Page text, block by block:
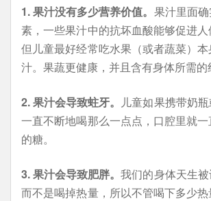
1. 果汁没有多少营养价值。 果汁里面
素，一些果汁中的抗坏血酸能够促进人
但儿童最好经常吃水果（或者蔬菜）
汁。果蔬更健康，并且含有身体所需的
2. 果汁会导致蛀牙。 儿童如果携带奶
一直不断地喝那么一点点，口腔里就
的糖。
3. 果汁会导致肥胖。我们的身体天生
而不是喝掉热量，所以不管喝下多少